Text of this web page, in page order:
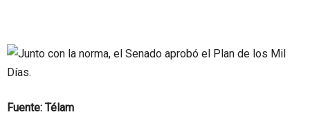
Fuente: Télam